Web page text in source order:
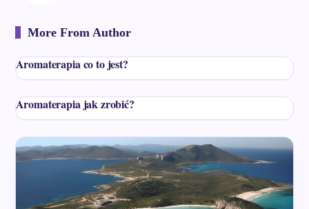
More From Author
Aromaterapia co to jest?
Aromaterapia jak zrobić?